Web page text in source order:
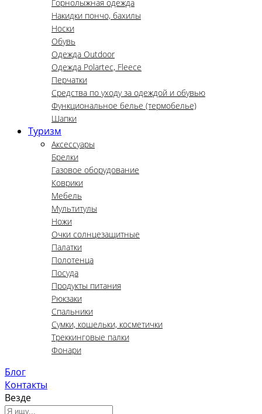
Горнолыжная одежда
Накидки пончо, бахилы
Носки
Обувь
Одежда Outdoor
Одежда Polartec, Fleece
Перчатки
Средства по уходу за одеждой и обувью
Функциональное белье (термобелье)
Шапки
Туризм
Аксессуары
Брелки
Газовое оборудование
Коврики
Мебель
Мультитулы
Ножи
Очки солнцезащитные
Палатки
Полотенца
Посуда
Продукты питания
Рюкзаки
Спальники
Сумки, кошельки, косметички
Треккинговые палки
Фонари
Блог
Контакты
Везде